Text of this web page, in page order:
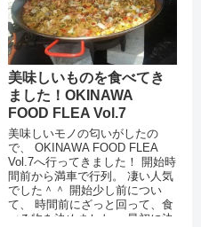
美味しいものを食べてき
ました！OKINAWA
FOOD FLEA Vol.7
美味しいモノの匂いがしたの
で、 OKINAWA FOOD FLEA
Vol.7へ行ってきました！ 開始時
間前から満車で行列。 凄い人気
でした＾＾ 開始少し前につい
て、 時間前にざっと回って、食
べる物を決めました。 最初に決